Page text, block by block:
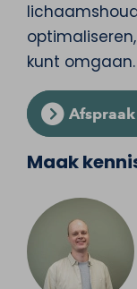
kunt omgaan.
Maak